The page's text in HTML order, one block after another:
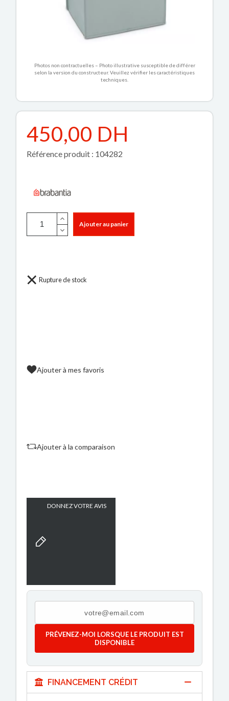
Photos non contractuelles – Photo illustrative susceptible de différer
selon la version du constructeur. Veuillez vérifier les caractéristiques
techniques.
450,00 DH
Référence produit : 104282
Ajouter au panier
Rupture de stock
Ajouter à mes favoris
Ajouter à la comparaison
DONNEZ VOTRE AVIS
PRÉVENEZ-MOI LORSQUE LE PRODUIT EST
DISPONIBLE
FINANCEMENT CRÉDIT